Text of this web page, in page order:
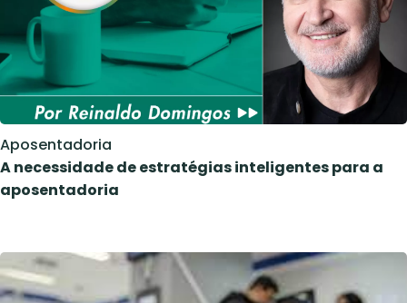
Aposentadoria
A necessidade de estratégias inteligentes para a
aposentadoria